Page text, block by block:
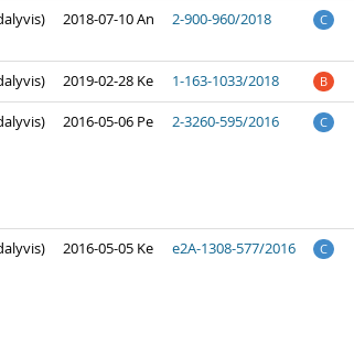
2018-07-10 An 2-900-960/2018 C
2019-02-28 Ke 1-163-1033/2018 B
2016-05-06 Pe 2-3260-595/2016 C
2016-05-05 Ke e2A-1308-577/2016 C